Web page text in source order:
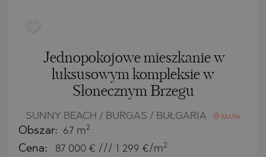
Jednopokojowe mieszkanie w
luksusowym kompleksie w
Słonecznym Brzegu
SUNNY BEACH / BURGAS / BUŁGARIA MAPA
Obszar: 67 m2
Cena: 87 000 € /// 1 299 €/m2